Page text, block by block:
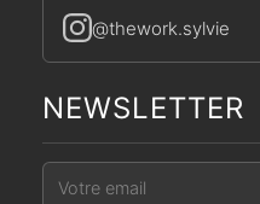
@thework.sylvie
NEWSLETTER